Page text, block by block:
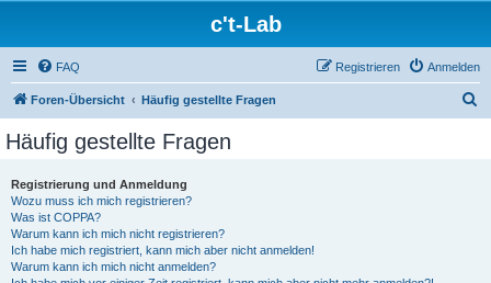
c't-Lab
FAQ Anmelden
Registrieren
Foren-Übersicht Häufig gestellte Fragen
Häufig gestellte Fragen
Registrierung und Anmeldung
Wozu muss ich mich registrieren?
Was ist COPPA?
Warum kann ich mich nicht registrieren?
Ich habe mich registriert, kann mich aber nicht anmelden!
Warum kann ich mich nicht anmelden?